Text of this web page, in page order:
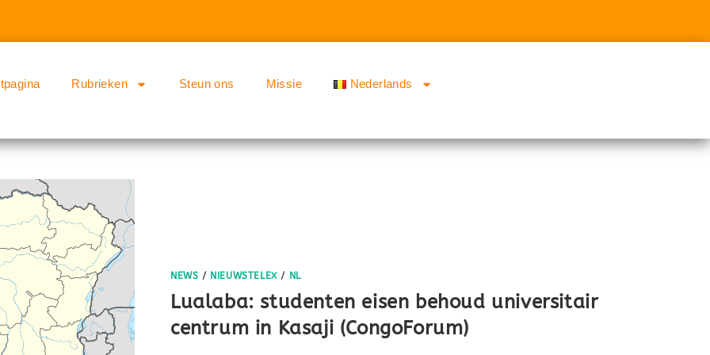
Rubrieken Steun ons Missie Nederlands
NEWS / NIEUWSTELEX/ NL
Lualaba: studenten eisen behoud universitair
centrum in Kasaji (CongoForum)